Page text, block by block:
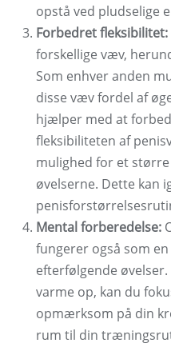
opstå ved pludselige
Forbedret fleksibilitet:
forskellige væv,
Som enhver anden
disse væv fordel af
hjælper med at
fleksibiliteten af
mulighed for et
øvelserne. Dette kan
Mental forberedelse:
fungerer også som
efterfølgende
varme op, kan du
opmærksom på din
rum til din